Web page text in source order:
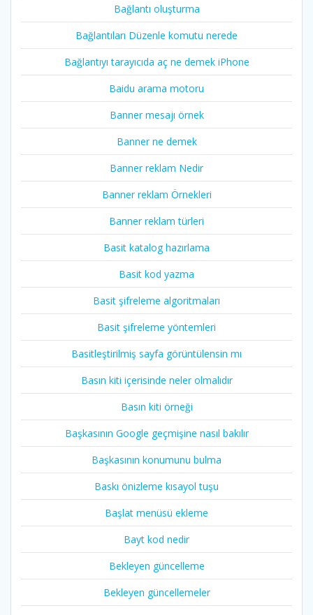
Bağlantı oluşturma
Bağlantıları Düzenle komutu nerede
Bağlantıyı tarayıcıda aç ne demek iPhone
Baidu arama motoru
Banner mesajı örnek
Banner ne demek
Banner reklam Nedir
Banner reklam Örnekleri
Banner reklam türleri
Basit katalog hazırlama
Basit kod yazma
Basit şifreleme algoritmaları
Basit şifreleme yöntemleri
Basitleştirilmiş sayfa görüntülensin mı
Basın kiti içerisinde neler olmalıdır
Basın kiti örneği
Başkasının Google geçmişine nasıl bakılır
Başkasının konumunu bulma
Baskı önizleme kısayol tuşu
Başlat menüsü ekleme
Bayt kod nedir
Bekleyen güncelleme
Bekleyen güncellemeler